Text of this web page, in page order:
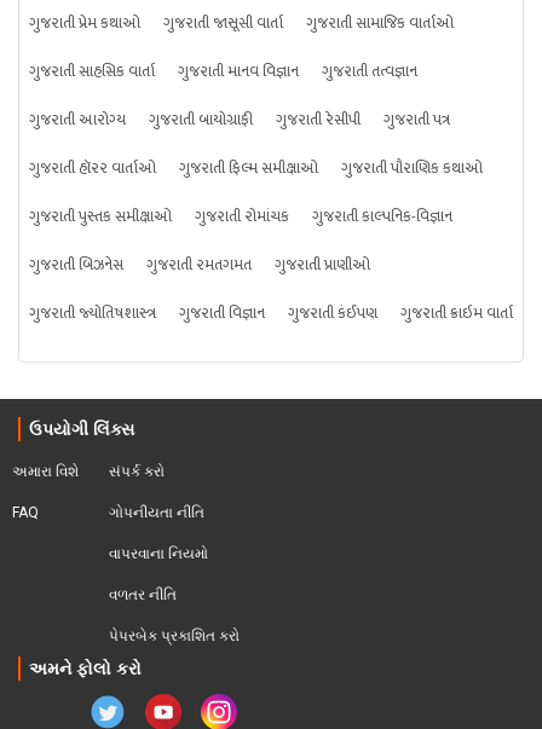
ગુજરાતી પ્રેમ કથાઓ
ગુજરાતી જાસૂસી વાર્તા
ગુજરાતી સામાજિક વાર્તાઓ
ગુજરાતી સાહસિક વાર્તા
ગુજરાતી માનવ વિજ્ઞાન
ગુજરાતી તત્વજ્ઞાન
ગુજરાતી આરોગ્ય
ગુજરાતી બાયોગ્રાફી ગુજરાતી રેસીપી
ગુજરાતી પત્ર
ગુજરાતી હૉરર વાર્તાઓ
ગુજરાતી ફિલ્મ સમીક્ષાઓ
ગુજરાતી પૌરાણિક કથાઓ
ગુજરાતી પુસ્તક સમીક્ષાઓ
ગુજરાતી રોમાંચક
ગુજરાતી કાલ્પનિક-વિજ્ઞાન
ગુજરાતી બિઝનેસ
ગુજરાતી રમતગમત
ગુજરાતી પ્રાણીઓ
ગુજરાતી જ્યોતિષશાસ્ત્ર
ગુજરાતી વિજ્ઞાન ગુજરાતી કંઈપણ ગુજરાતી ક્રાઇમ વાર્તા
ઉપયોગી લિંક્સ
અમારા વિશે
FAQ
સંપર્ક કરો
ગોપનીયતા નીતિ
વાપરવાના નિયમો
વળતર નીતિ
પેપરબેક પ્રકાશિત કરો
અમને ફોલો કરો